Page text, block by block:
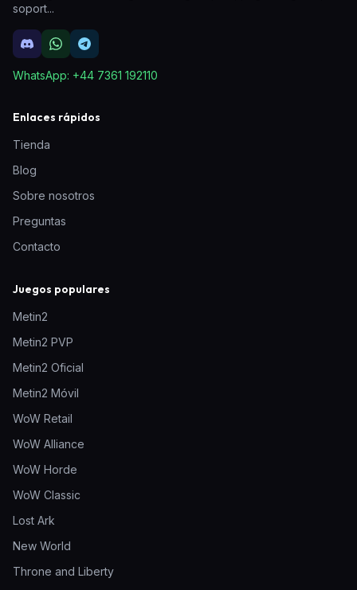
soport...
WhatsApp: +44 7361 192110
Enlaces rápidos
Tienda
Blog
Sobre nosotros
Preguntas
Contacto
Juegos populares
Metin2
Metin2 PVP
Metin2 Oficial
Metin2 Móvil
WoW Retail
WoW Alliance
WoW Horde
WoW Classic
Lost Ark
New World
Throne and Liberty